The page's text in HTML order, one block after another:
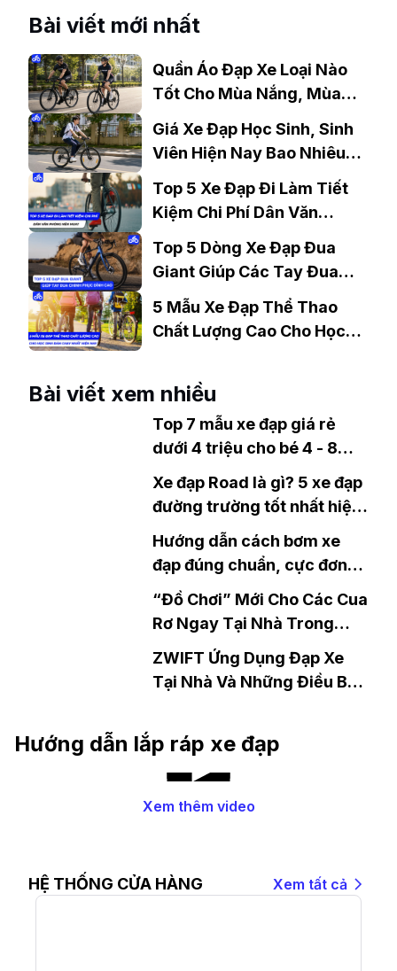
chọn kích cỡ xe
Bài viết mới nhất
Quần Áo Đạp Xe Loại Nào
Tốt Cho Mùa Nắng, Mùa
Giá Xe Đạp Học Sinh, Sinh
Viên Hiện Nay Bao Nhiêu?
Top 5 Xe Đạp Đi Làm Tiết
Kiệm Chi Phí Dân Văn
Top 5 Dòng Xe Đạp Đua
Giant Giúp Các Tay Đua
Chinh Phục Đỉnh Cao
5 Mẫu Xe Đạp Thể Thao
Chất Lượng Cao Cho Học
Bài viết xem nhiều
Top 7 mẫu xe đạp giá rẻ
dưới 4 triệu cho bé 4 - 8
tuổi chất lượng tốt
Xe đạp Road là gì? 5 xe đạp
đường trường tốt nhất hiện
nay
Hướng dẫn cách bơm xe
đạp đúng chuẩn, cực đơn
giản tại nhà
“Đồ Chơi” Mới Cho Các Cua
Rơ Ngay Tại Nhà Trong
Mùa Dịch.
ZWIFT Ứng Dụng Đạp Xe
Tại Nhà Và Những Điều Bạn
Hướng dẫn lắp ráp xe đạp
Xem thêm video
HỆ THỐNG CỬA HÀNG Xem tất cả